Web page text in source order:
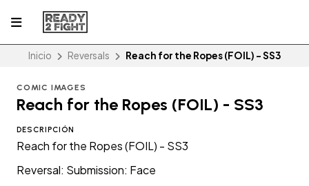
Inicio Reversals Reach for the Ropes (FOIL) - SS3
COMIC IMAGES
Reach for the Ropes (FOIL) - SS3
DESCRIPCIÓN
Reach for the Ropes (FOIL) - SS3
Reversal: Submission: Face